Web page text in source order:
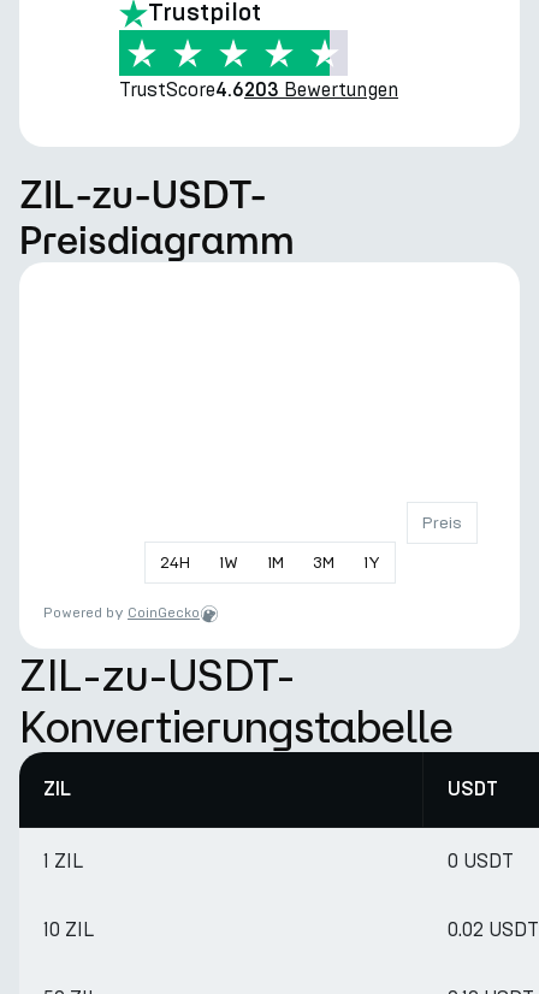
Trustpilot
TrustScore4.6203 Bewertungen
ZIL-zu-USDT-
Preisdiagramm
24H 1W 1M 3M 1Y
Preis
Powered by CoinGecko
ZIL-zu-USDT-
Konvertierungstabelle
ZIL USDT
1 ZIL 0 USDT
10 ZIL 0.02 USDT